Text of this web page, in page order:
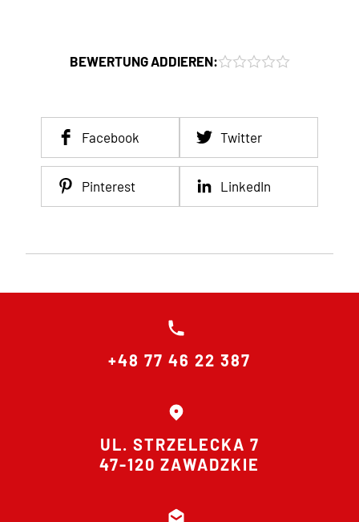
BEWERTUNG ADDIEREN:
Facebook Twitter
Pinterest LinkedIn
+48 77 46 22 387
UL. STRZELECKA 7
47-120 ZAWADZKIE